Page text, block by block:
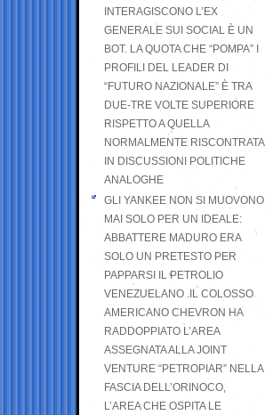
INTERAGISCONO L’EX
GENERALE SUI SOCIAL È UN
BOT. LA QUOTA CHE “POMPA” I
PROFILI DEL LEADER DI
“FUTURO NAZIONALE” È TRA
DUE-TRE VOLTE SUPERIORE
RISPETTO A QUELLA
NORMALMENTE RISCONTRATA
IN DISCUSSIONI POLITICHE
ANALOGHE
GLI YANKEE NON SI MUOVONO
MAI SOLO PER UN IDEALE:
ABBATTERE MADURO ERA
SOLO UN PRETESTO PER
PAPPARSI IL PETROLIO
VENEZUELANO .IL COLOSSO
AMERICANO CHEVRON HA
RADDOPPIATO L’AREA
ASSEGNATA ALLA JOINT
VENTURE “PETROPIAR” NELLA
FASCIA DELL’ORINOCO,
L’AREA CHE OSPITA LE